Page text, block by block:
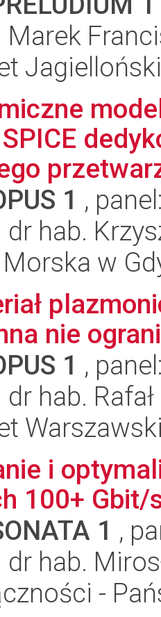
1 ,
dr hab.
w
nie
1 ,
hab.
i
100+ Gbit/
1 ,
hab.
-